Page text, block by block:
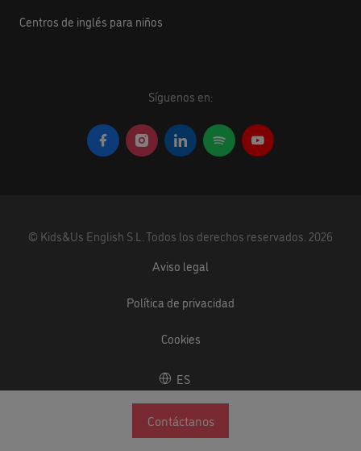
Contáctanos
Centros de inglés para niños
Síguenos en:
ES
© Kids&Us English S.L. Todos los derechos reservados. 2026
Aviso legal
Política de privacidad
Cookies